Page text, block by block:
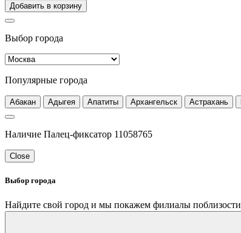
Добавить в корзину
Выбор города
Популярные города
Абакан Адыгея Апатиты Архангельск Астрахань
Наличие Палец-фиксатор 11058765
Close
Выбор города
Найдите свой город и мы покажем филиалы поблизости